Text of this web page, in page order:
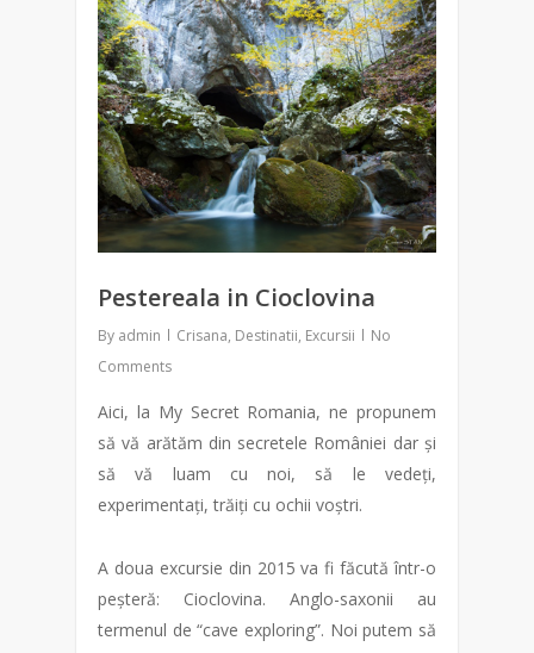
Pestereala in Cioclovina
By admin Crisana, Destinatii, Excursii
No
Comments
Aici, la My Secret Romania, ne propunem
să vă arătăm din secretele României dar și
să vă luam cu noi, să le vedeți,
experimentați, trăiți cu ochii voștri.
A doua excursie din 2015 va fi făcută într-o
peșteră: Cioclovina. Anglo-saxonii au
termenul de “cave exploring”. Noi putem să
0